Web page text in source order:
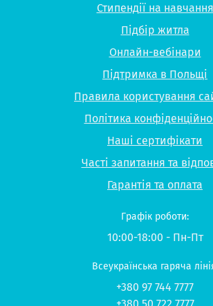
Стипендії на навчання
Підбір житла
Онлайн-вебінари
Підтримка в Польщі
Правила користування
Політика
Наші сертифікати
Часті запитання та
Гарантія та оплата
Графік роботи:
10:00-18:00 - Пн-Пт
Всеукраїнська гаряча
+380 97 744 7777